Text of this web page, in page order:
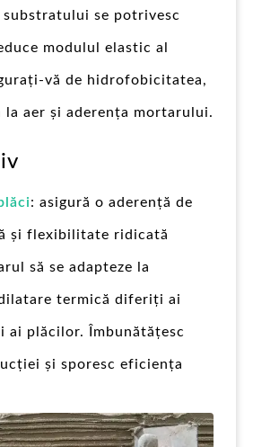
se potrivesc
modulul elastic al
vă de hidrofobicitatea,
la aer și aderența mortarului.
: asigură o aderență de
și flexibilitate ridicată
să se adapteze la
termică diferiți ai
ai plăcilor. Îmbunătățesc
și sporesc eficiența